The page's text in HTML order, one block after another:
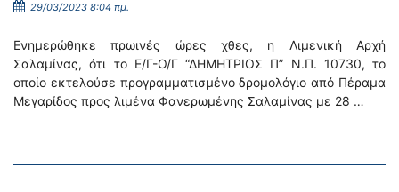
29/03/2023 8:04 πμ.
Ενημερώθηκε πρωινές ώρες χθες, η Λιμενική Αρχή
Σαλαμίνας, ότι το Ε/Γ-Ο/Γ “ΔΗΜΗΤΡΙΟΣ Π” Ν.Π. 10730, το
οποίο εκτελούσε προγραμματισμένο δρομολόγιο από Πέραμα
Μεγαρίδος προς λιμένα Φανερωμένης Σαλαμίνας με 28 …